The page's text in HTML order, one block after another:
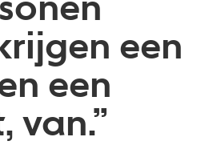
een
een
van.”